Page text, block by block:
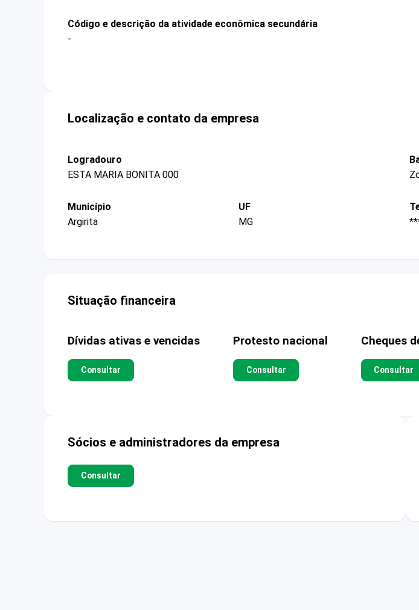
Código e descrição da atividade econômica secundária
-
Localização e contato da empresa
Logradouro
ESTA MARIA BONITA 000
Município
Argirita
UF
MG
Situação financeira
Dívidas ativas e vencidas
Consultar
Protesto nacional
Consultar
Cheques
Consultar
Sócios e administradores da empresa
Consultar